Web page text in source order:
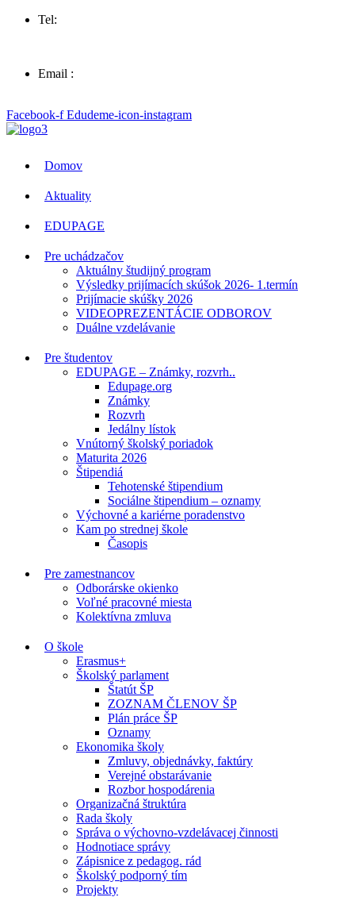
Tel:
Email :
Facebook-f Edudeme-icon-instagram
Domov
Aktuality
EDUPAGE
Pre uchádzačov
Aktuálny študijný program
Výsledky prijímacích skúšok 2026- 1.termín
Prijímacie skúšky 2026
VIDEOPREZENTÁCIE ODBOROV
Duálne vzdelávanie
Pre študentov
EDUPAGE – Známky, rozvrh..
Edupage.org
Známky
Rozvrh
Jedálny lístok
Vnútorný školský poriadok
Maturita 2026
Štipendiá
Tehotenské štipendium
Sociálne štipendium – oznamy
Výchovné a kariérne poradenstvo
Kam po strednej škole
Časopis
Pre zamestnancov
Odborárske okienko
Voľné pracovné miesta
Kolektívna zmluva
O škole
Erasmus+
Školský parlament
Štatút ŠP
ZOZNAM ČLENOV ŠP
Plán práce ŠP
Oznamy
Ekonomika školy
Zmluvy, objednávky, faktúry
Verejné obstarávanie
Rozbor hospodárenia
Organizačná štruktúra
Rada školy
Správa o výchovno-vzdelávacej činnosti
Hodnotiace správy
Zápisnice z pedagog. rád
Školský podporný tím
Projekty